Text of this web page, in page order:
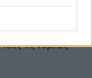
θυμό μέσω του
μέσων μαζικής
τις
τις νομικές